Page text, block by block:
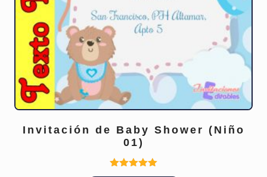
Invitación de Baby Shower (Niño
01)
Valorado